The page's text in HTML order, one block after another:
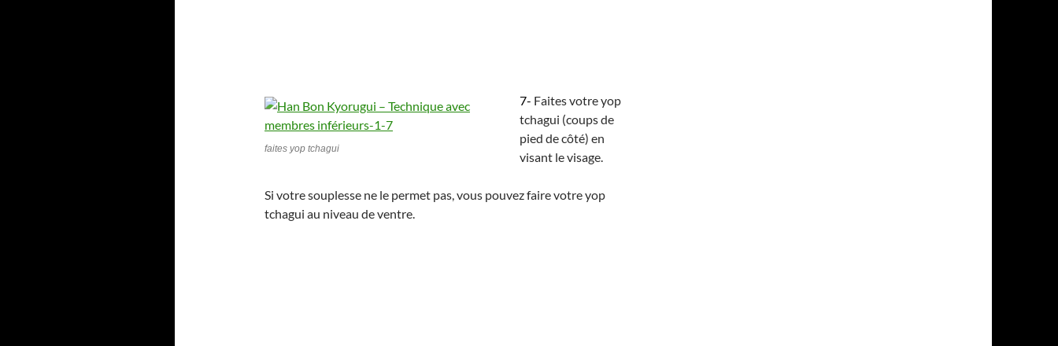
faites yop tchagui
7- Faites votre yop
tchagui (coups de
pied de côté) en
visant le visage.
Si votre souplesse ne le permet pas, vous pouvez faire votre yop
tchagui au niveau de ventre.